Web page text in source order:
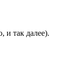
и так далее).